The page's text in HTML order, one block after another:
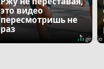
это видео
пересмотришь не
раз